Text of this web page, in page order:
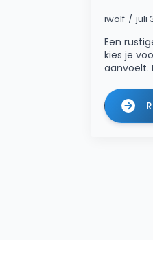
iwolf juli
Een
kies je
aanvoelt.